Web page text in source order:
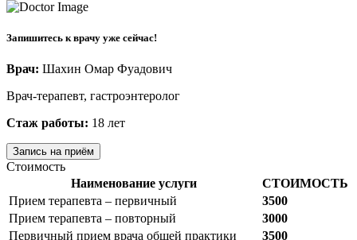
Запишитесь к врачу уже сейчас!
Врач: Шахин Омар Фуадович
Врач-терапевт, гастроэнтеролог
Стаж работы: 18 лет
Запись на приём
Стоимость
Наименование услуги
СТОИМОСТЬ
Прием терапевта – первичный
3500
Прием терапевта – повторный
3000
Первичный прием врача общей практики
3500